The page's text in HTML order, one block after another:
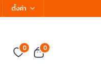
ตั้งค่า
0 0